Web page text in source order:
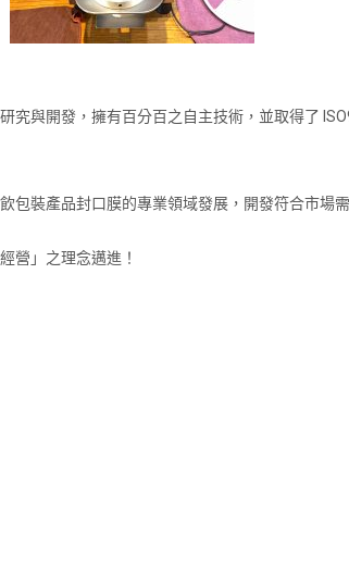
究與開發，擁有百分百之自主技術，並取得了
裝產品封口膜的專業領域發展，開發符合市場
營」之理念邁進！